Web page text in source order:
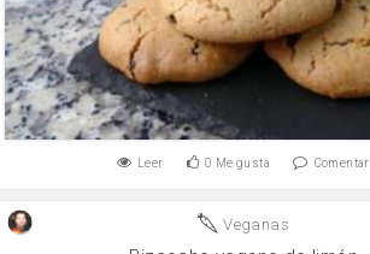
Leer 0 Me gusta Comentar
Veganas